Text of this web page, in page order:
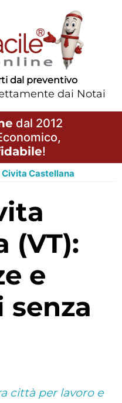
dal preventivo
dai Notai
dal 2012
!
Civita Castellana
(VT):
e
città per lavoro e